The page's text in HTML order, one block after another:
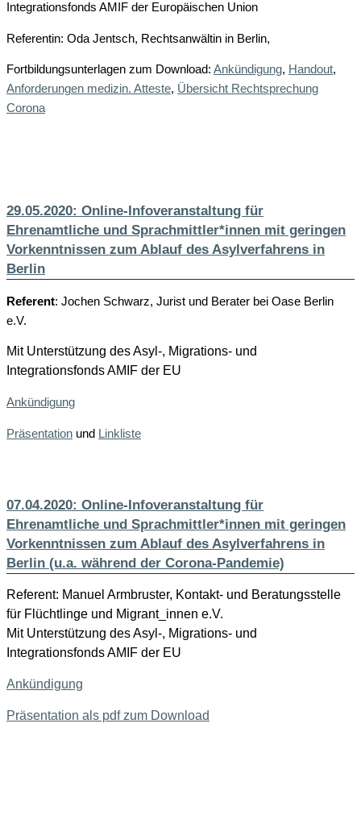
Integrationsfonds AMIF der Europäischen Union
Referentin: Oda Jentsch, Rechtsanwältin in Berlin,
Fortbildungsunterlagen zum Download: Ankündigung, Handout,
Anforderungen medizin. Atteste, Übersicht Rechtsprechung
Corona
29.05.2020: Online-Infoveranstaltung für
Ehrenamtliche und Sprachmittler*innen mit geringen
Vorkenntnissen zum Ablauf des Asylverfahrens in
Berlin
Referent: Jochen Schwarz, Jurist und Berater bei Oase Berlin
e.V.
Mit Unterstützung des Asyl-, Migrations- und
Integrationsfonds AMIF der EU
Ankündigung
Präsentation und Linkliste
07.04.2020: Online-Infoveranstaltung für
Ehrenamtliche und Sprachmittler*innen mit geringen
Vorkenntnissen zum Ablauf des Asylverfahrens in
Berlin (u.a. während der Corona-Pandemie)
Referent: Manuel Armbruster, Kontakt- und Beratungsstelle
für Flüchtlinge und Migrant_innen e.V.
Mit Unterstützung des Asyl-, Migrations- und
Integrationsfonds AMIF der EU
Ankündigung
Präsentation als pdf zum Download